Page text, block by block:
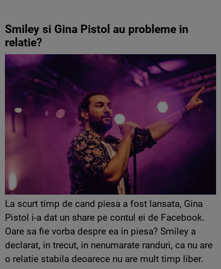
Smiley si Gina Pistol au probleme in
relatie?
La scurt timp de cand piesa a fost lansata, Gina
Pistol i-a dat un share pe contul ei de Facebook.
Oare sa fie vorba despre ea in piesa? Smiley a
declarat, in trecut, in nenumarate randuri, ca nu are
o relatie stabila deoarece nu are mult timp liber.